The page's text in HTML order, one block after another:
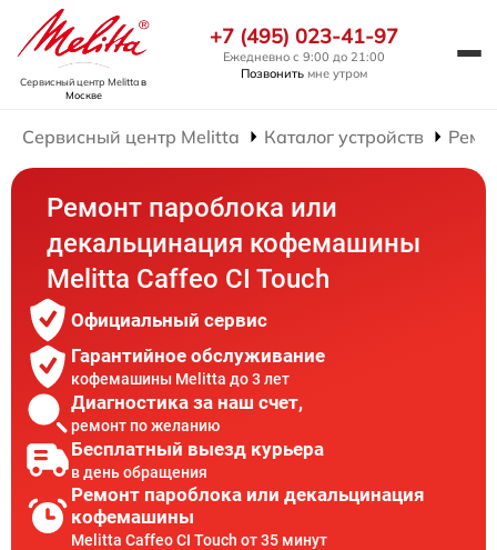
Сервисный центр Melittaв
Москве
+7 (495) 023-41-97
Ежедневно с 9:00 до 21:00
Позвонить мне утром
Сервисный центр Melitta Каталог устройств
Ремонт пароблока или
декальцинация кофемашины
Melitta Caffeo CI Touch
Официальный сервис
Гарантийное обслуживание
кофемашины Melitta до 3 лет
Диагностика за наш счет,
ремонт по желанию
Бесплатный выезд курьера
в день обращения
Ремонт пароблока или декальцинация
кофемашины
Melitta Caffeo CI Touch от 35 минут